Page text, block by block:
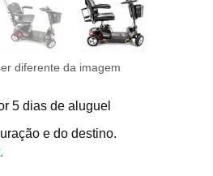
diferente da imagem
5 dias de aluguel
e do destino.